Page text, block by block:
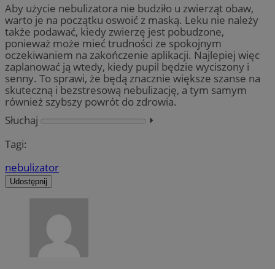
Aby użycie nebulizatora nie budziło u zwierząt obaw,
warto je na początku oswoić z maską. Leku nie należy
także podawać, kiedy zwierzę jest pobudzone,
ponieważ może mieć trudności ze spokojnym
oczekiwaniem na zakończenie aplikacji. Najlepiej więc
zaplanować ją wtedy, kiedy pupil będzie wyciszony i
senny. To sprawi, że będą znacznie większe szanse na
skuteczną i bezstresową nebulizację, a tym samym
również szybszy powrót do zdrowia.
Słuchaj
⏵︎
Tagi:
nebulizator
Udostępnij